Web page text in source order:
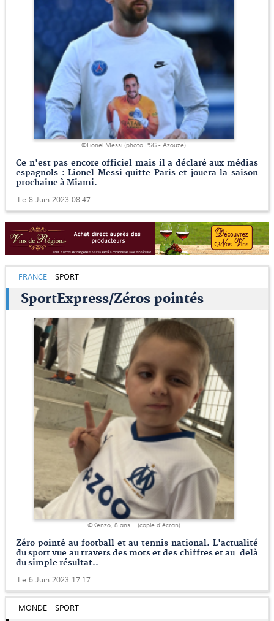
©Lionel Messi (photo PSG - Azouze)
Ce n'est pas encore officiel mais il a déclaré aux médias
espagnols : Lionel Messi quitte Paris et jouera la saison
prochaine à Miami.
Le 8 Juin 2023 08:47
FRANCE SPORT
SportExpress/Zéros pointés
©Kenzo, 8 ans... (copie d'écran)
Zéro pointé au football et au tennis national. L'actualité
du sport vue au travers des mots et des chiffres et au-delà
du simple résultat..
Le 6 Juin 2023 17:17
MONDE SPORT